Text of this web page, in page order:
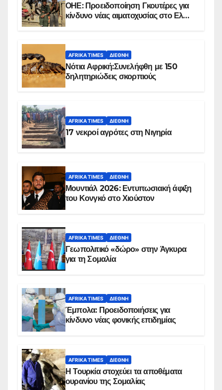
ΟΗΕ: Προειδοποίηση Γκουτέρες για
κίνδυνο νέας αιματοχυσίας στο Ελ
AFRIKA TIMES ΔΙΕΘΝΉ
Νότια Αφρική:Συνελήφθη με 150
δηλητηριώδεις σκορπιούς
AFRIKA TIMES ΔΙΕΘΝΉ
17 νεκροί αγρότες στη Νιγηρία
AFRIKA TIMES ΔΙΕΘΝΉ
Μουντιάλ 2026: Εντυπωσιακή άφιξη
του Κονγκό στο Χιούστον
AFRIKA TIMES ΔΙΕΘΝΉ
Γεωπολιτικό «δώρο» στην Άγκυρα
για τη Σομαλία
AFRIKA TIMES ΔΙΕΘΝΉ
Έμπολα: Προειδοποιήσεις για
κίνδυνο νέας φονικής επιδημίας
AFRIKA TIMES ΔΙΕΘΝΉ
Η Τουρκία στοχεύει τα αποθέματα
ουρανίου της Σομαλίας